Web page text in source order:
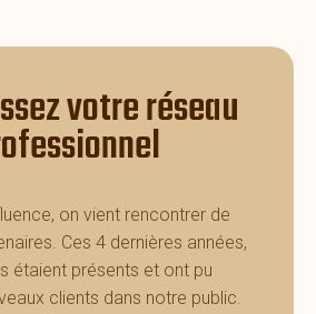
votre réseau
on vient rencontrer de
Ces 4 dernières années,
étaient présents et ont pu
clients dans notre public.